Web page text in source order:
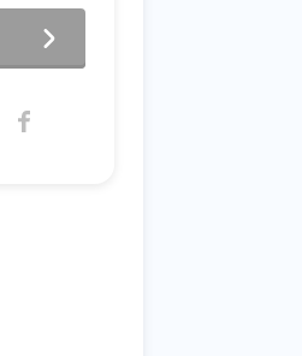
- 20:00